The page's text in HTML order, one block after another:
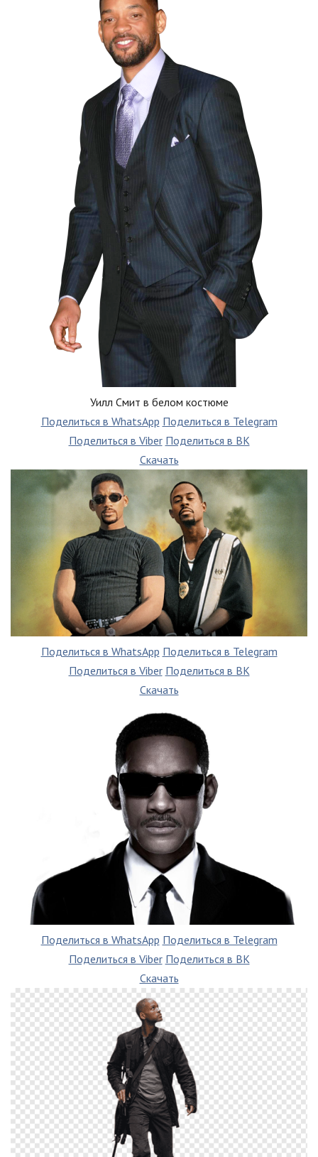
Уилл Смит в белом костюме
Поделиться в WhatsApp Поделиться в Telegram
Поделиться в Viber Поделиться в ВК
Скачать
Поделиться в WhatsApp Поделиться в Telegram
Поделиться в Viber Поделиться в ВК
Скачать
Поделиться в WhatsApp Поделиться в Telegram
Поделиться в Viber Поделиться в ВК
Скачать